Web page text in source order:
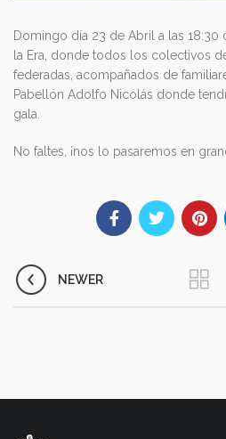
Domingo día 23 de Abril a las
la Era, donde todos los colectivos
federadas, acompañados de
Pabellón Adolfo Nicolás donde
gala.
No faltes, ¡nos lo pasaremos en
NEWER